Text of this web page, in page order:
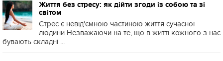
Життя без стресу: як дійти згоди із собою та зі
світом
Стрес є невід'ємною частиною життя сучасної
людини Незважаючи на те, що в житті кожного з нас
бувають складні ...